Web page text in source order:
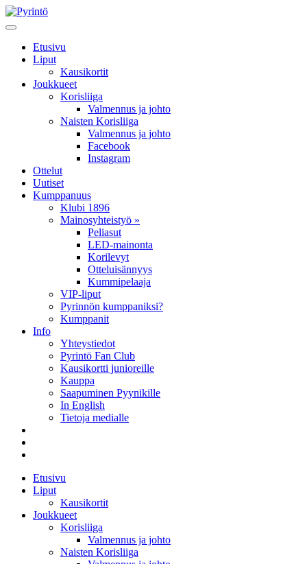
Etusivu
Liput
Kausikortit
Joukkueet
Korisliiga
Valmennus ja johto
Naisten Korisliiga
Valmennus ja johto
Facebook
Instagram
Ottelut
Uutiset
Kumppanuus
Klubi 1896
Mainosyhteistyö »
Peliasut
LED-mainonta
Korilevyt
Otteluisännyys
Kummipelaaja
VIP-liput
Pyrinnön kumppaniksi?
Kumppanit
Info
Yhteystiedot
Pyrintö Fan Club
Kausikortti junioreille
Kauppa
Saapuminen Pyynikille
In English
Tietoja medialle
Etusivu
Liput
Kausikortit
Joukkueet
Korisliiga
Valmennus ja johto
Naisten Korisliiga